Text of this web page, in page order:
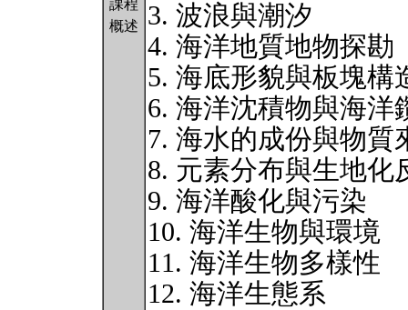
課程
概述
3. 波浪與潮汐
4. 海洋地質地物探勘
5. 海底形貌與板塊構
6. 海洋沈積物與海洋
7. 海水的成份與物質
8. 元素分布與生地化
9. 海洋酸化與污染
10. 海洋生物與環境
11. 海洋生物多樣性
12. 海洋生態系